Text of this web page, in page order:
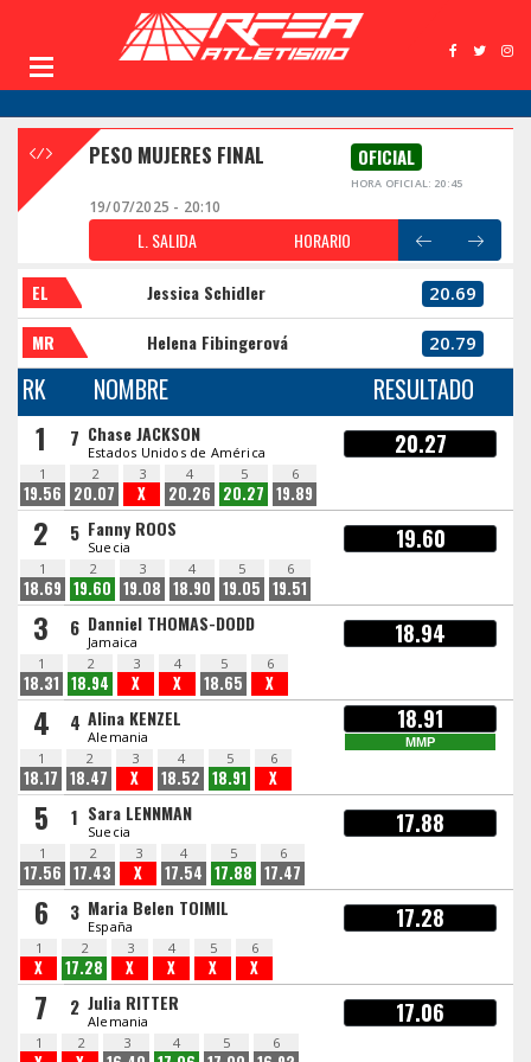
PESO MUJERES FINAL OFICIAL
HORA OFICIAL: 20:45
19/07/2025 - 20:10
L. SALIDA HORARIO
EL Jessica Schidler 20.69
MR Helena Fibingerová 20.79
RK NOMBRE RESULTADO
1 7 Chase JACKSON
Estados Unidos de América 20.27
1
19.56
2
20.07
3
X
4
20.26
5
20.27
6
19.89
2 5 Fanny ROOS
Suecia 19.60
1
18.69
2
19.60
3
19.08
4
18.90
5
19.05
6
19.51
3 6 Danniel THOMAS-DODD
Jamaica 18.94
1
18.31
2
18.94
3
X
4
X
5
18.65
6
X
4 4 Alina KENZEL
Alemania
18.91
MMP
1
18.17
2
18.47
3
X
4
18.52
5
18.91
6
X
5 1 Sara LENNMAN
Suecia 17.88
1
17.56
2
17.43
3
X
4
17.54
5
17.88
6
17.47
6 3 Maria Belen TOIMIL
España 17.28
1
X
2
17.28
3
X
4
X
5
X
6
X
7 2 Julia RITTER
Alemania 17.06
1 2 3 4 5 6